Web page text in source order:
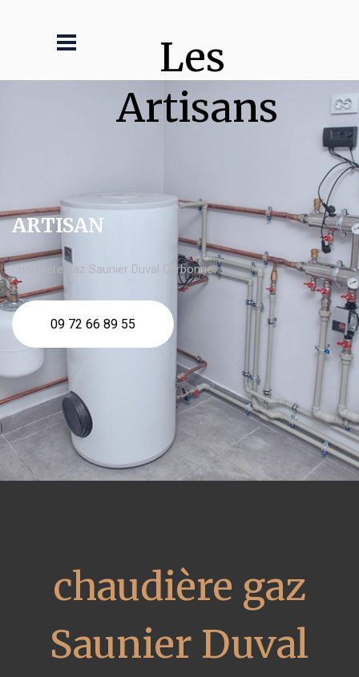
Les
Artisans
ARTISAN
chaudière gaz Saunier Duval Carbonne
09 72 66 89 55
chaudière gaz
Saunier Duval